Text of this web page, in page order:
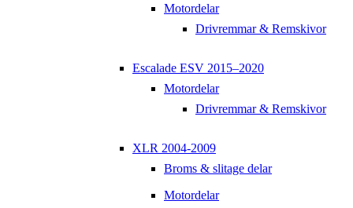
Motordelar
Drivremmar & Remskivor
Escalade ESV 2015–2020
Motordelar
Drivremmar & Remskivor
XLR 2004-2009
Broms & slitage delar
Motordelar